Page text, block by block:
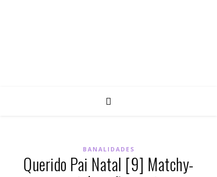
BANALIDADES
Querido Pai Natal [9] Matchy-